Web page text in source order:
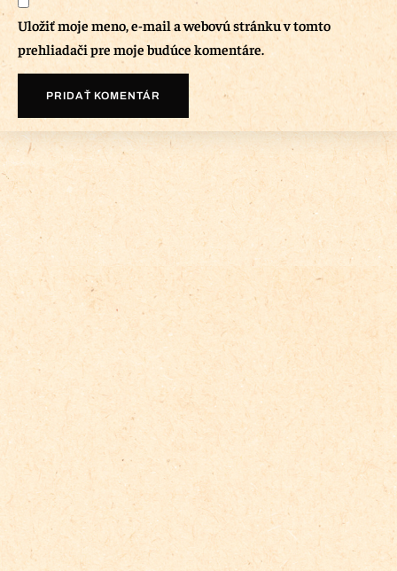
Uložiť moje meno, e-mail a webovú stránku v tomto
prehliadači pre moje budúce komentáre.